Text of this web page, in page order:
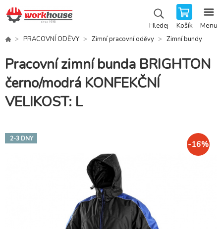
Hledej Košík Menu
PRACOVNÍ ODĚVY Zimní pracovní oděvy Zimní bundy
Pracovní zimní bunda BRIGHTON
černo/modrá KONFEKČNÍ
VELIKOST: L
2-3 DNY
-16%